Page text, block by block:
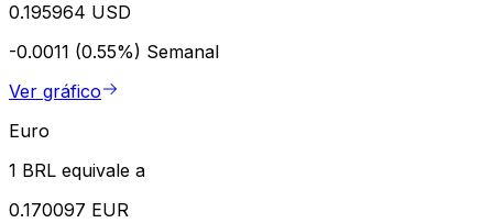
0.195964 USD
-0.0011 (0.55%) Semanal
Ver gráfico
Euro
1 BRL equivale a
0.170097 EUR